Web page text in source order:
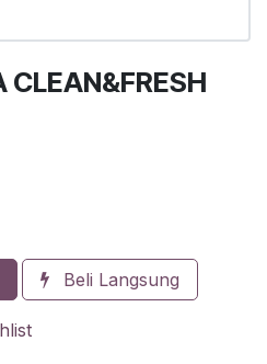
CLEAN&FRESH
Beli Langsung